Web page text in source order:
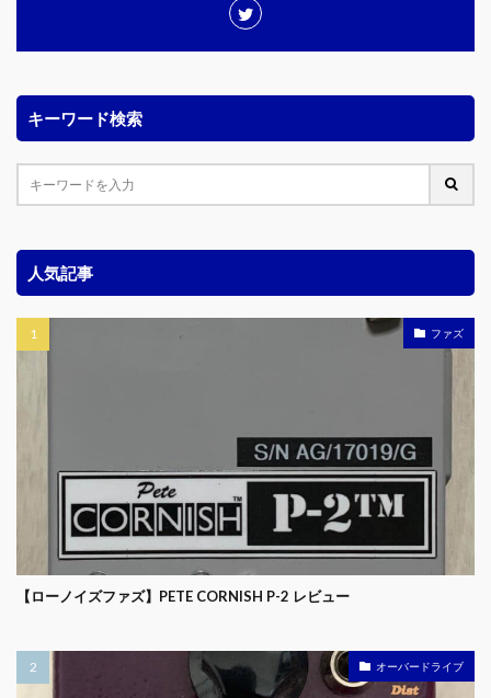
キーワード検索
人気記事
ファズ
【ローノイズファズ】PETE CORNISH P-2 レビュー
オーバードライブ